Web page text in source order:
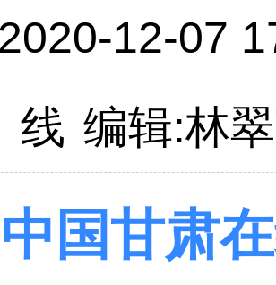
12-07
线 编辑:林
中国甘肃